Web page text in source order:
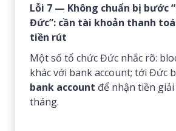
Lỗi 7 — Không chuẩn bị bước
Đức”: cần tài khoản thanh
tiền rút
Một số tổ chức Đức nhắc rõ:
khác với bank account; tới Đức
bank account để nhận tiền
tháng.